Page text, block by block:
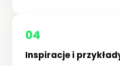
04
Inspiracje i